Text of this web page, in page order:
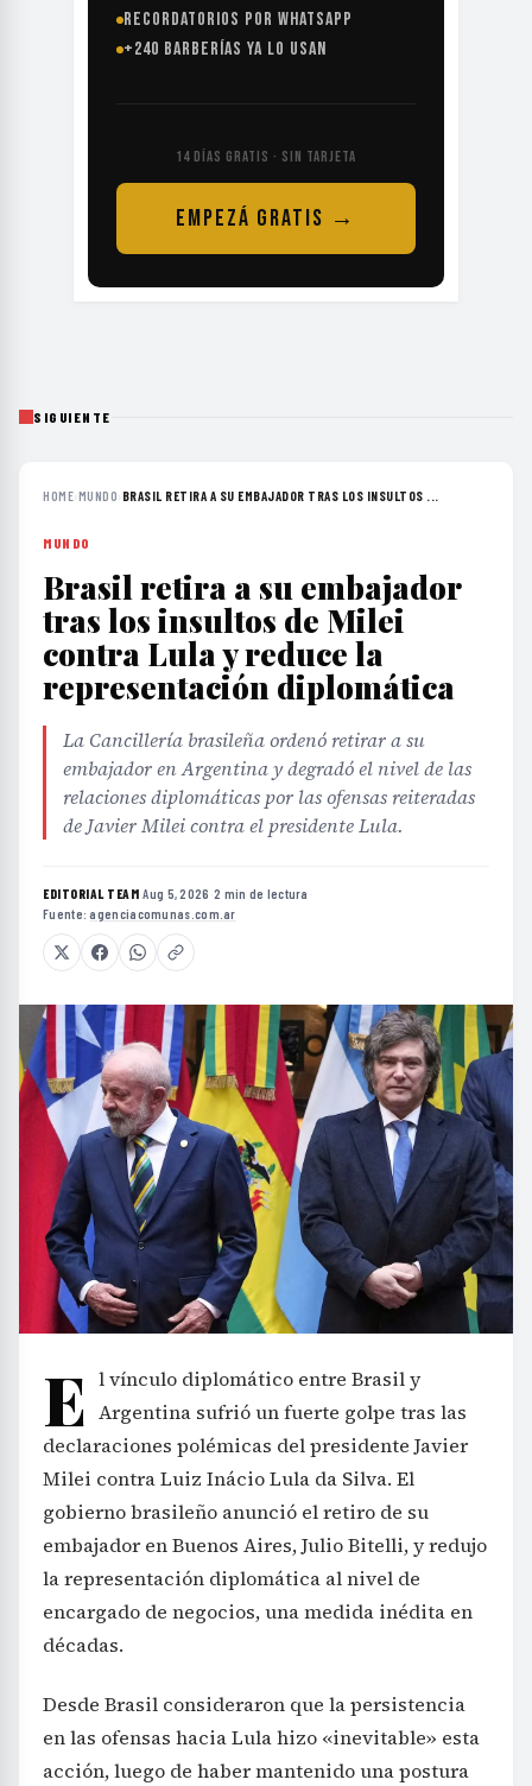
RECORDATORIOS POR WHATSAPP
+240 BARBERÍAS YA LO USAN
14 DÍAS GRATIS · SIN TARJETA
EMPEZÁ GRATIS →
SIGUIENTE
HOME›MUNDO› BRASIL RETIRA A SU EMBAJADOR TRAS LOS INSULTOS ...
MUNDO
Brasil retira a su embajador
tras los insultos de Milei
contra Lula y reduce la
representación diplomática
La Cancillería brasileña ordenó retirar a su
embajador en Argentina y degradó el nivel de las
relaciones diplomáticas por las ofensas reiteradas
de Javier Milei contra el presidente Lula.
EDITORIAL TEAM·Aug 5, 2026 ·2 min de lectura ·
Fuente:agenciacomunas.com.ar
E l vínculo diplomático entre Brasil y
Argentina sufrió un fuerte golpe tras las
declaraciones polémicas del presidente Javier
Milei contra Luiz Inácio Lula da Silva. El
gobierno brasileño anunció el retiro de su
embajador en Buenos Aires, Julio Bitelli, y redujo
la representación diplomática al nivel de
encargado de negocios, una medida inédita en
décadas.
Desde Brasil consideraron que la persistencia
en las ofensas hacia Lula hizo «inevitable» esta
acción, luego de haber mantenido una postura